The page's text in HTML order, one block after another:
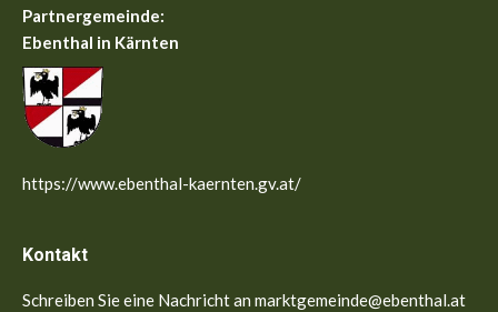
Partnergemeinde:
Ebenthal in Kärnten
https://www.ebenthal-kaernten.gv.at/
Kontakt
Schreiben Sie eine Nachricht an marktgemeinde@ebenthal.at